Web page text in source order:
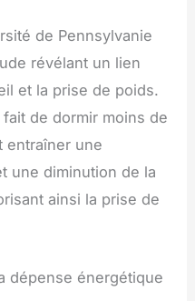
de Pennsylvanie
révélant un lien
et la prise de poids.
de dormir moins de
entraîner une
une diminution de la
ainsi la prise de
dépense énergétique